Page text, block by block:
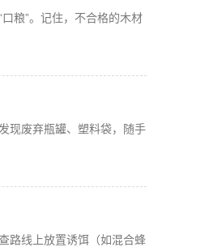
粮”。记住，不合格的木材
现废弃瓶罐、塑料袋，随手
路线上放置诱饵（如混合蜂